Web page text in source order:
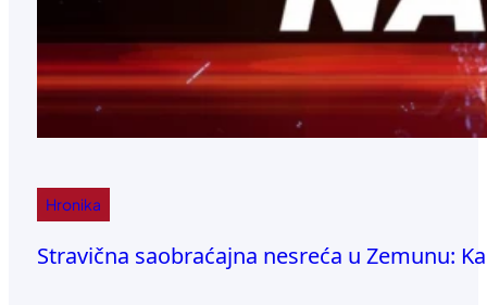
Hronika
Stravična saobraćajna nesreća u Zemunu: